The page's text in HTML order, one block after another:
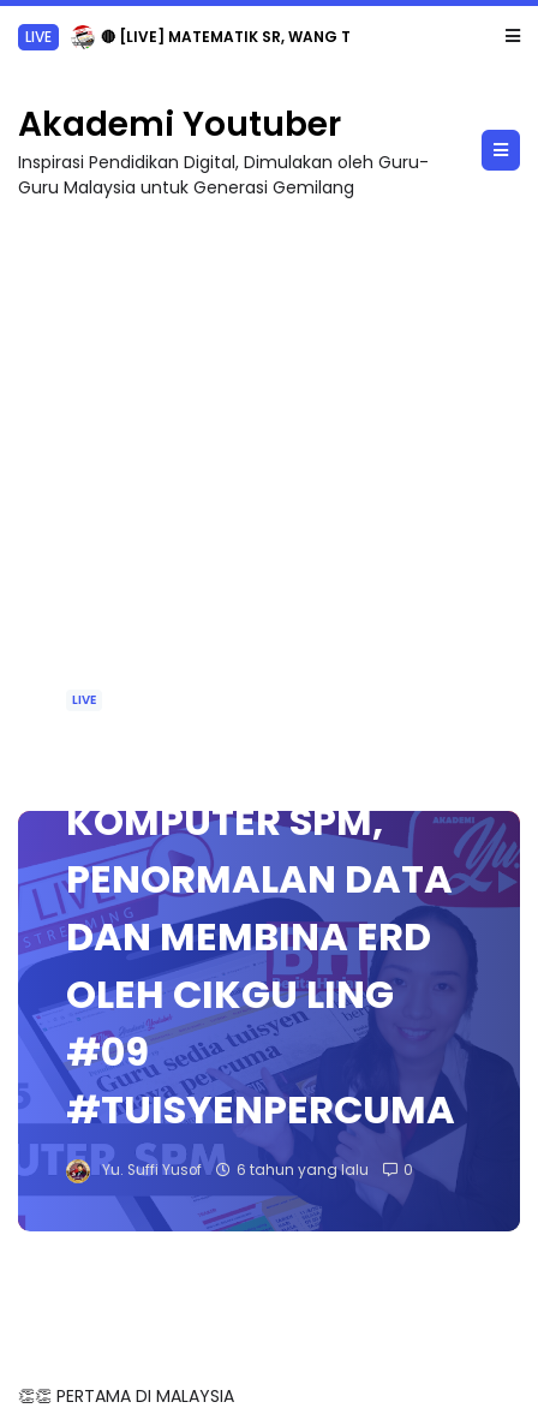
LIVE 🔴 [LIVE] MATEMATIK SR, WANG TAHUN 6 OLEH CIKGU ANITA #ALLINONE #141 #...
Akademi Youtuber
Inspirasi Pendidikan Digital, Dimulakan oleh Guru-
Guru Malaysia untuk Generasi Gemilang
LIVE
KOMPUTER SPM,
PENORMALAN DATA
DAN MEMBINA ERD
OLEH CIKGU LING
#09
#TUISYENPERCUMA
Yu. Suffi Yusof 6 tahun yang lalu 0
👏👏 PERTAMA DI MALAYSIA